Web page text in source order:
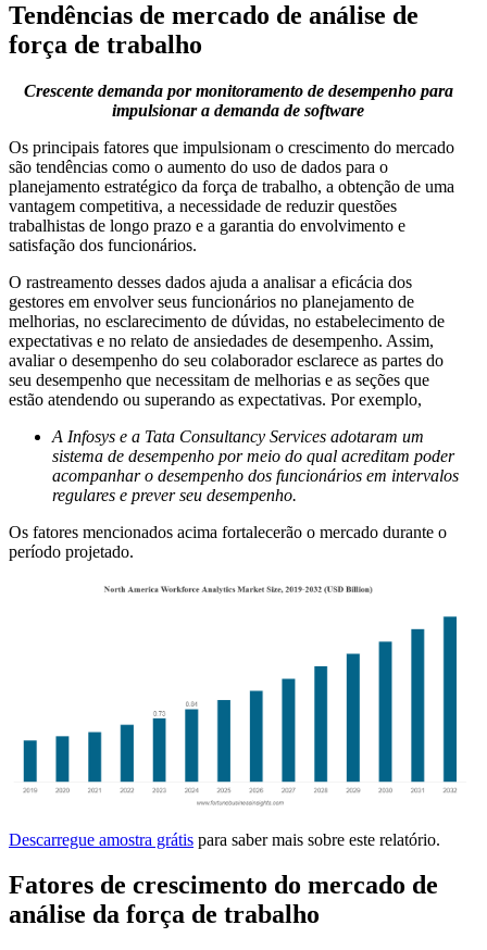
Tendências de mercado de análise de
força de trabalho
Crescente demanda por monitoramento de desempenho para
impulsionar a demanda de software
Os principais fatores que impulsionam o crescimento do mercado
são tendências como o aumento do uso de dados para o
planejamento estratégico da força de trabalho, a obtenção de uma
vantagem competitiva, a necessidade de reduzir questões
trabalhistas de longo prazo e a garantia do envolvimento e
satisfação dos funcionários.
O rastreamento desses dados ajuda a analisar a eficácia dos
gestores em envolver seus funcionários no planejamento de
melhorias, no esclarecimento de dúvidas, no estabelecimento de
expectativas e no relato de ansiedades de desempenho. Assim,
avaliar o desempenho do seu colaborador esclarece as partes do
seu desempenho que necessitam de melhorias e as seções que
estão atendendo ou superando as expectativas. Por exemplo,
A Infosys e a Tata Consultancy Services adotaram um
sistema de desempenho por meio do qual acreditam poder
acompanhar o desempenho dos funcionários em intervalos
regulares e prever seu desempenho.
Os fatores mencionados acima fortalecerão o mercado durante o
período projetado.
Descarregue amostra grátis para saber mais sobre este relatório.
Fatores de crescimento do mercado de
análise da força de trabalho